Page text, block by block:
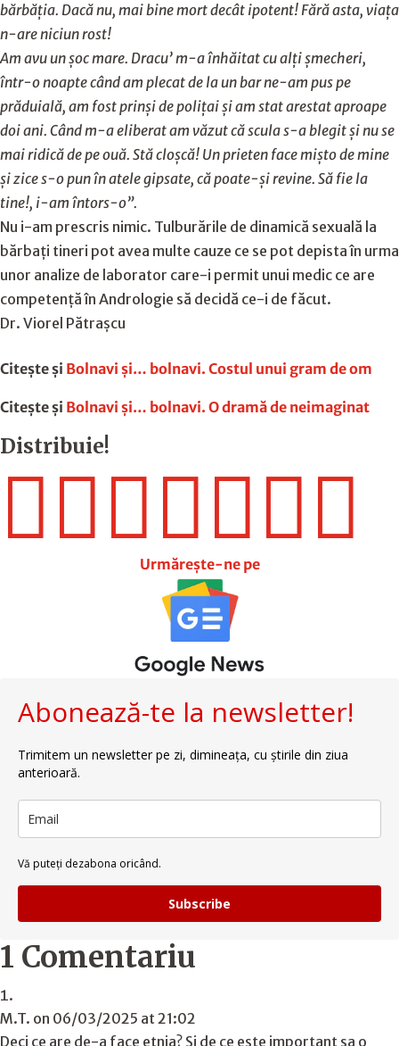
bărbăția. Dacă nu, mai bine mort decât ipotent! Fără asta, viața
n-are niciun rost!
Am avu un șoc mare. Dracu’ m-a înhăitat cu alți șmecheri,
într-o noapte când am plecat de la un bar ne-am pus pe
prăduială, am fost prinși de polițai și am stat arestat aproape
doi ani. Când m-a eliberat am văzut că scula s-a blegit și nu se
mai ridică de pe ouă. Stă cloșcă! Un prieten face mișto de mine
și zice s-o pun în atele gipsate, că poate-și revine. Să fie la
tine!, i-am întors-o”.
Nu i-am prescris nimic. Tulburările de dinamică sexuală la
bărbați tineri pot avea multe cauze ce se pot depista în urma
unor analize de laborator care-i permit unui medic ce are
competență în Andrologie să decidă ce-i de făcut.
Dr. Viorel Pătraşcu
Citește și Bolnavi şi… bolnavi. Costul unui gram de om
Citește și Bolnavi şi… bolnavi. O dramă de neimaginat
Distribuie!

Urmărește-ne pe
Abonează-te la newsletter!
Trimitem un newsletter pe zi, dimineața, cu știrile din ziua
anterioară.
Vă puteți dezabona oricând.
Subscribe
1 Comentariu
M.T. on 06/03/2025 at 21:02
Deci ce are de-a face etnia? Si de ce este important sa o